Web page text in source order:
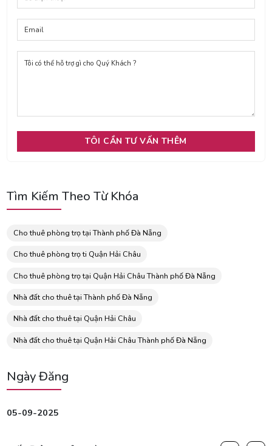
Tìm Kiếm Theo Từ Khóa
Cho thuê phòng trọ tại Thành phố Đà Nẵng
Cho thuê phòng trọ ti Quận Hải Châu
Cho thuê phòng trọ tại Quận Hải Châu Thành phố Đà Nẵng
Nhà đất cho thuê tại Thành phố Đà Nẵng
Nhà đất cho thuê tại Quận Hải Châu
Nhà đất cho thuê tại Quận Hải Châu Thành phố Đà Nẵng
Ngày Đăng
05-09-2025